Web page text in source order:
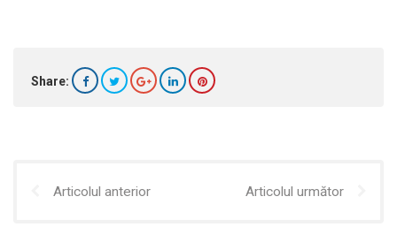
Share:
Articolul anterior Articolul următor